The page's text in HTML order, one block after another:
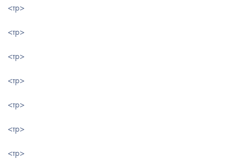
<тр>
<тр>
<тр>
<тр>
<тр>
<тр>
<тр>